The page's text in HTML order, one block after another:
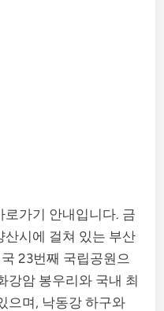
로가기 안내입니다. 금
산시에 걸쳐 있는 부산
23번째 국립공원으
강암 봉우리와 국내 최
으며, 낙동강 하구와